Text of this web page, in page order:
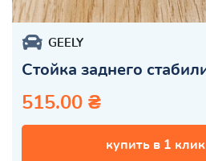
GEELY
Стойка заднего
515.00 ₴
купить в 1 клик